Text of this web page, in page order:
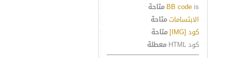
BB code is
متاحة
الابتساماتمتاحة
كود [IMG]
متاحة
كود HTML
معطلة